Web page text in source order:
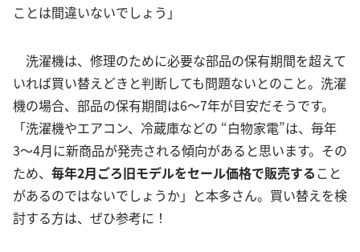
ことは間違いないでしょう」
洗濯機は、修理のために必要な部品の保有期間を超えて
いれば買い替えどきと判断しても問題ないとのこと。洗濯
機の場合、部品の保有期間は6〜7年が目安だそうです。
「洗濯機やエアコン、冷蔵庫などの “白物家電”は、毎年
3〜4月に新商品が発売される傾向があると思います。その
ため、 毎年2月ごろ旧モデルをセール価格で販売すること
があるのではないでしょうか」と本多さん。買い替えを検
討する方は、ぜひ参考に！